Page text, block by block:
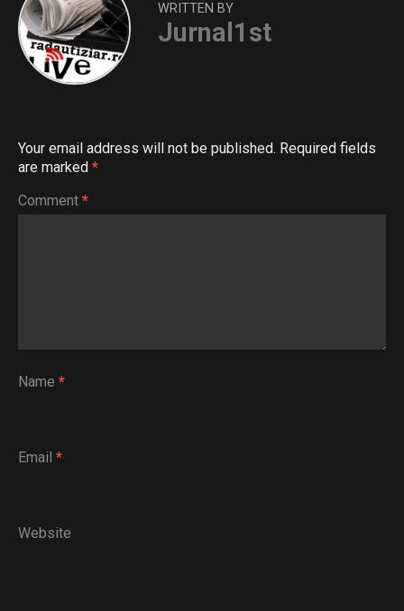
WRITTEN BY
Jurnal1st
Your email address will not be published. Required fields
are marked *
Comment *
Name *
Email *
Website